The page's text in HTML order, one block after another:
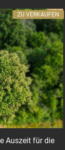
Auszeit für die
ZU VERKAUFEN